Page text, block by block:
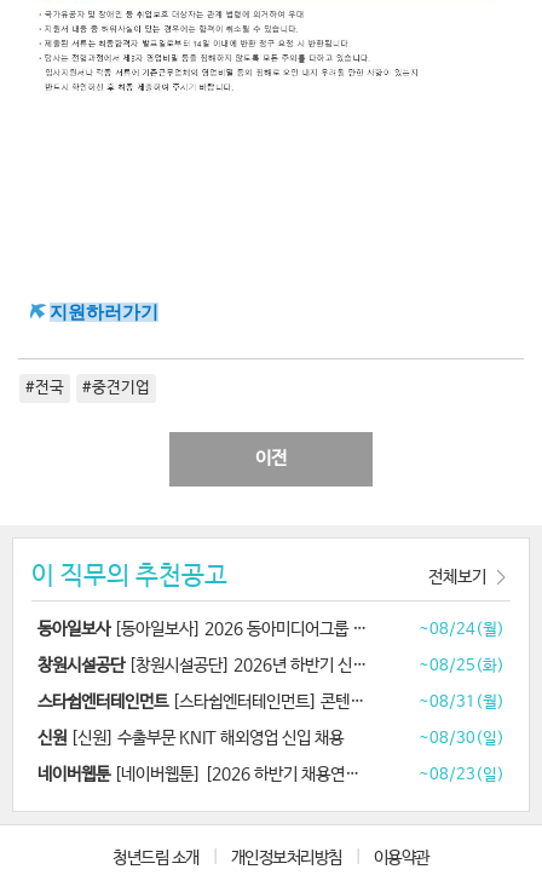
지원하러가기
#전국 #중견기업
이전
이 직무의 추천공고
동아일보사[동아일보사] 2026 동아미디어그룹 채용연계형 인턴 모집 ~08/24(월)
창원시설공단[창원시설공단] 2026년 하반기 신규직원 공개경쟁 채용 ~08/25(화)
스타쉽엔터테인먼트[스타쉽엔터테인먼트] 콘텐츠 디자이너 채용 ~08/31(월)
신원 [신원] 수출부문 KNIT 해외영업 신입 채용 ~08/30(일)
네이버웹툰[네이버웹툰] [2026 하반기 채용연계형 인턴십] AI 애니메이션 제작 ~08/23(일)
전체보기
청년드림 소개 개인정보처리방침 이용약관